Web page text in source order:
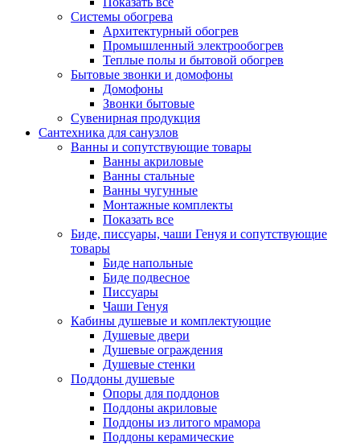
Системы обогрева
Архитектурный обогрев
Промышленный электрообогрев
Теплые полы и бытовой обогрев
Бытовые звонки и домофоны
Домофоны
Звонки бытовые
Сувенирная продукция
Сантехника для санузлов
Ванны и сопутствующие товары
Ванны акриловые
Ванны стальные
Ванны чугунные
Монтажные комплекты
Показать все
Биде, писсуары, чаши Генуя и сопутствующие
товары
Биде напольные
Биде подвесное
Писсуары
Чаши Генуя
Кабины душевые и комплектующие
Душевые двери
Душевые ограждения
Душевые стенки
Поддоны душевые
Опоры для поддонов
Поддоны акриловые
Поддоны из литого мрамора
Поддоны керамические